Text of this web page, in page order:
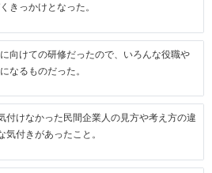
きっかけとなった。
向けての研修だったので、いろんな役職や
なるものだった。
付けなかった民間企業人の見方や考え方の違
気付きがあったこと。